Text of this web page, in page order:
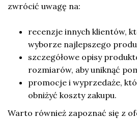
zwrócić uwagę na:
recenzje innych klientów,
wyborze najlepszego
szczegółowe opisy
rozmiarów, aby uniknąć
promocje i wyprzedaże,
obniżyć koszty zakupu.
Warto również zapoznać się z